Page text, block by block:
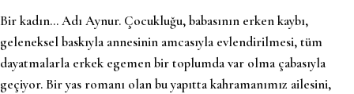
Bir kadın… Adı Aynur. Çocukluğu, babasının erken kaybı,
geleneksel baskıyla annesinin amcasıyla evlendirilmesi, tüm
dayatmalarla erkek egemen bir toplumda var olma çabasıyla
geçiyor. Bir yas romanı olan bu yapıtta kahramanımız ailesini,